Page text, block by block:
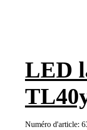
LED
Numéro d'article: